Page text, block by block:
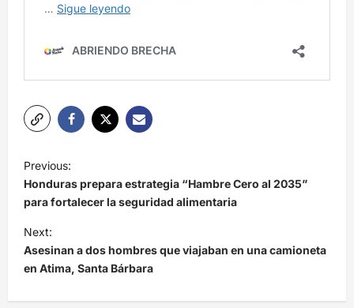
N
a
v
e
g
a
c
Previous:
Honduras prepara estrategia “Hambre Cero al 2035”
para fortalecer la seguridad alimentaria
Next:
Asesinan a dos hombres que viajaban en una camioneta
en Atima, Santa Bárbara